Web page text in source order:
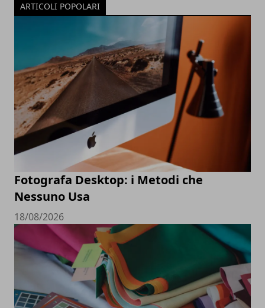
ARTICOLI POPOLARI
Fotografa Desktop: i Metodi che
Nessuno Usa
18/08/2026